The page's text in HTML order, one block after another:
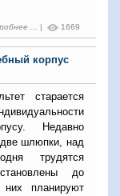
... | 1669
корпус
старается
Недавно
шлюпки, над
трудятся
до
планируют